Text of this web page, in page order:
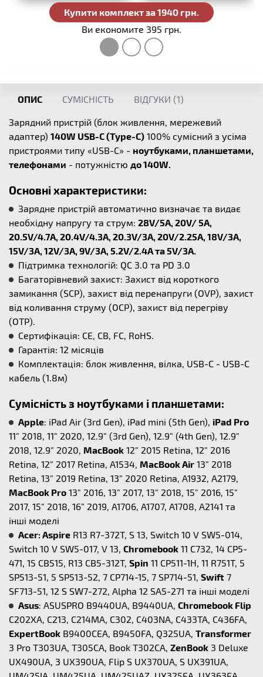
Купити комплект за 1940 грн.
Ви економите 395 грн.
ОПИС СУМІСНІСТЬ ВІДГУКИ (1)
Зарядний пристрій (блок живлення, мережевий
адаптер) 140W USB-C (Type-C) 100% сумісний з усіма
пристроями типу «USB-C» - ноутбуками, планшетами,
телефонами - потужністю до 140W.
Основні характеристики:
Зарядне пристрій автоматично визначає та видає
необхідну напругу та струм: 28V/5A, 20V/ 5A,
20.5V/4.7A, 20.4V/4.3A, 20.3V/3A, 20V/2.25A, 18V/3A,
15V/3A, 12V/3A, 9V/3A, 5.2V/2.4A та 5V/3A.
Підтримка технологій: QC 3.0 та PD 3.0
Багаторівневий захист: Захист від короткого
замикання (SCP), захист від перенапруги (OVP), захист
від коливання струму (OCP), захист від перегріву
(OTP).
Сертифікація: CE, CB, FC, RoHS.
Гарантія: 12 місяців
Комплектація: блок живлення, вілка, USB-C - USB-C
кабель (1.8м)
Сумісність з ноутбуками і планшетами:
Apple: iPad Air (3rd Gen), iPad mini (5th Gen), iPad Pro
11" 2018, 11" 2020, 12.9" (3rd Gen), 12.9" (4th Gen), 12.9"
2018, 12.9" 2020, MacBook 12" 2015 Retina, 12" 2016
Retina, 12" 2017 Retina, A1534, MacBook Air 13" 2018
Retina, 13" 2019 Retina, 13" 2020 Retina, A1932, A2179,
MacBook Pro 13" 2016, 13" 2017, 13" 2018, 15" 2016, 15"
2017, 15" 2018, 16” 2019, A1706, A1707, A1708, A2141 та
інші моделі
Acer: Aspire R13 R7-372T, S 13, Switch 10 V SW5-014,
Switch 10 V SW5-017, V 13, Chromebook 11 C732, 14 CP5-
471, 15 CB515, R13 CB5-312T, Spin 11 CP511-1H, 11 R751T, 5
SP513-51, 5 SP513-52, 7 CP714-15, 7 SP714-51, Swift 7
SF713-51, 12 S SW7-272, Alpha 12 SA5-271 та інші моделі
Asus: ASUSPRO B9440UA, B9440UA, Chromebook Flip
C202XA, C213, C214MA, C302, C403NA, C433TA, C436FA,
ExpertBook B9400CEA, B9450FA, Q325UA, Transformer
3 Pro T303UA, T305CA, Book T302CA, ZenBook 3 Deluxe
UX490UA, 3 UX390UA, Flip S UX370UA, S UX391UA,